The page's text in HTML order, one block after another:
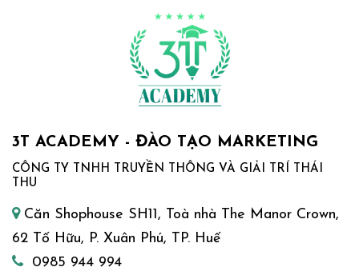
3T ACADEMY - ĐÀO TẠO MARKETING
CÔNG TY TNHH TRUYỀN THÔNG VÀ GIẢI TRÍ THÁI
THU
Căn Shophouse SH11, Toà nhà The Manor Crown,
62 Tố Hữu, P. Xuân Phú, TP. Huế
0985 944 994